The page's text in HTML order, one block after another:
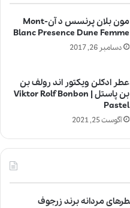
مون بلان پرنسس د آن-Mont
Blanc Presence Dune Femme
دسامبر 26, 2017
عطر ادکلن ویکتور اند رولف بن
بن پاستل | Viktor Rolf Bonbon
Pastel
آگوست 25, 2021